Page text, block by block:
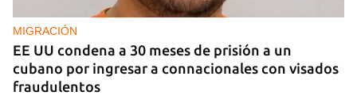
MIGRACIÓN
EE UU condena a 30 meses de prisión a un
cubano por ingresar a connacionales con visados
fraudulentos